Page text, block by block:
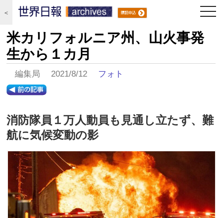
＜
米カリフォルニア州、山火事発
生から１カ月
編集局 2021/8/12 フォト
消防隊員１万人動員も見通し立たず、難
航に気候変動の影